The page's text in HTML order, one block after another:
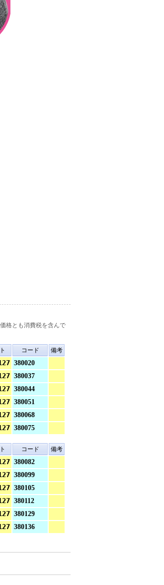
格とも消費税を含んで
コード 備考
380020
380037
380044
380051
380068
380075
コード 備考
380082
380099
380105
380112
380129
380136